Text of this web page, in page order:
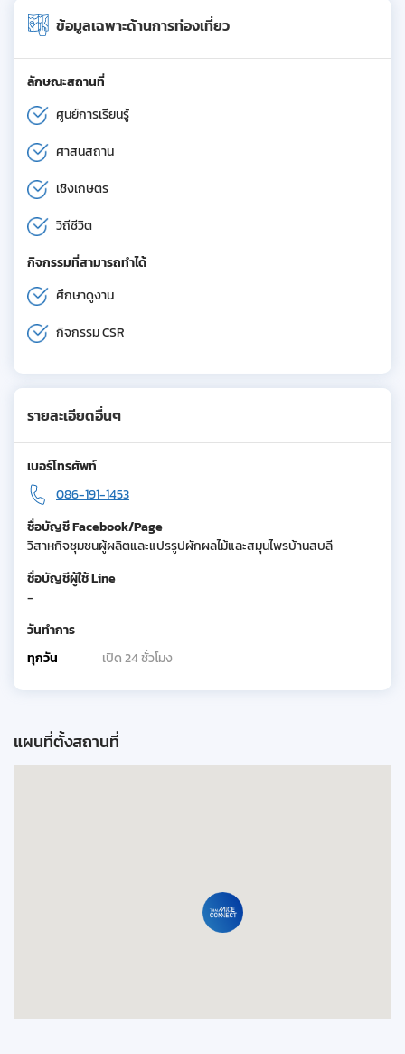
ข้อมูลเฉพาะด้านการท่องเที่ยว
ลักษณะสถานที่
ศูนย์การเรียนรู้
ศาสนสถาน
เชิงเกษตร
วิถีชีวิต
กิจกรรมที่สามารถทำได้
ศึกษาดูงาน
กิจกรรม CSR
รายละเอียดอื่นๆ
เบอร์โทรศัพท์
086-191-1453
ชื่อบัญชี Facebook/Page
วิสาหกิจชุมชนผู้ผลิตและแปรรูปผักผลไม้และสมุนไพรบ้านสบลี
ชื่อบัญชีผู้ใช้ Line
-
วันทำการ
ทุกวัน
เปิด 24 ชั่วโมง
แผนที่ตั้งสถานที่